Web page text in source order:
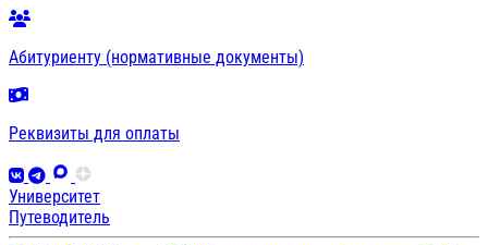
Абитуриенту (нормативные документы)
Реквизиты для оплаты
Университет
Путеводитель